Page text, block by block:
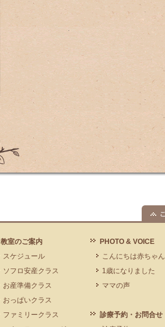
教室のご案内
スケジュール
ソフロ安産クラス
お産準備クラス
おっぱいクラス
ファミリークラス
PHOTO & VOICE
こんにちは赤ちゃん
1歳になりました
ママの声
診療予約・お問合せ